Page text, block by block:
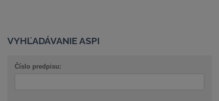
VYHĽADÁVANIE ASPI
Číslo predpisu: